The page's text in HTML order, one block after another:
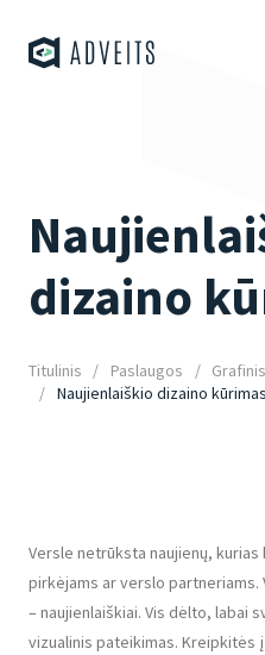
dizaino
Titulinis Paslaugos
Naujienlaiškio dizaino kūrimas
Versle netrūksta naujienų,
pirkėjams ar verslo partneriams.
– naujienlaiškiai. Vis dėlto, labai
vizualinis pateikimas. Kreipkitės